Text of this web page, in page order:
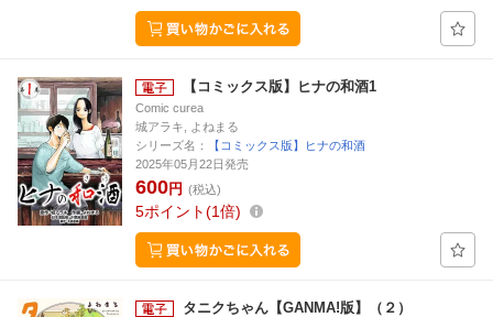
【コミックス版】ヒナの和酒1
Comic curea
城アラキ, よねまる
シリーズ名：
【コミックス版】ヒナの和酒
2025年05月22日発売
600円 (税込)
5ポイント 1倍
タニクちゃん【GANMA!版】（２）